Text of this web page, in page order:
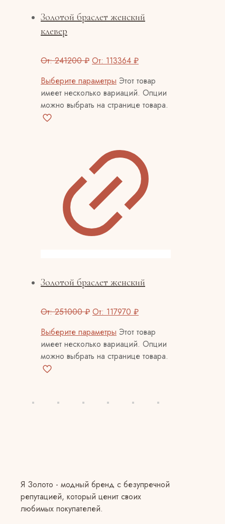
Золотой браслет женский
клевер
От:241200₽ От: 113364 ₽
Выберите параметры Этот товар
имеет несколько вариаций. Опции
можно выбрать на странице товара.
Золотой браслет женский
От:251000₽ От: 117970 ₽
Выберите параметры Этот товар
имеет несколько вариаций. Опции
можно выбрать на странице товара.
Я Золото - модный бренд с безупречной
репутацией, который ценит своих
любимых покупателей.